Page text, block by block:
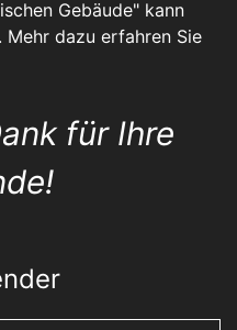
Gebäude" kann
dazu erfahren Sie
für Ihre